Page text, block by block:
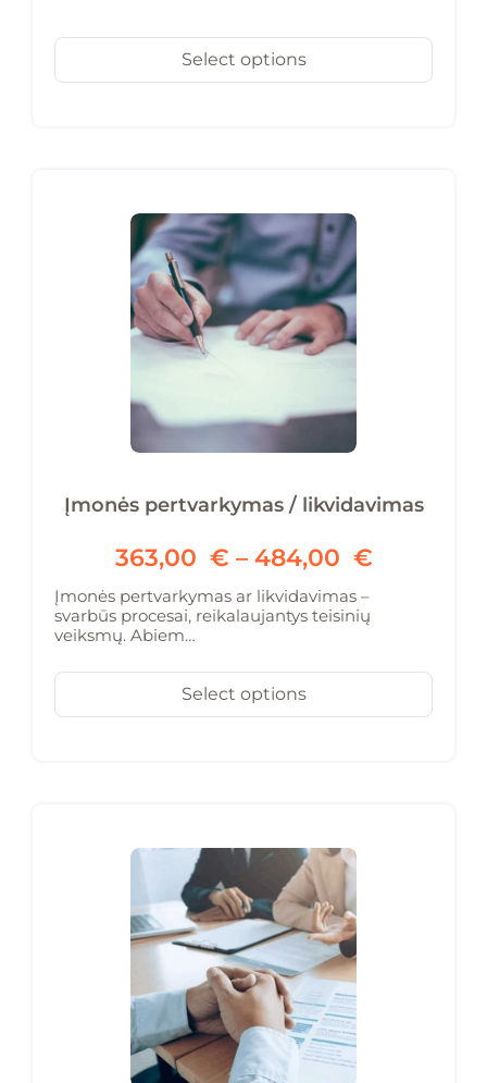
Select options
Įmonės pertvarkymas / likvidavimas
363,00 € – 484,00 €
Įmonės pertvarkymas ar likvidavimas –
svarbūs procesai, reikalaujantys teisinių
veiksmų. Abiem…
Select options